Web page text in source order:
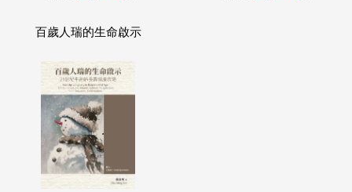
百歲人瑞的生命啟示